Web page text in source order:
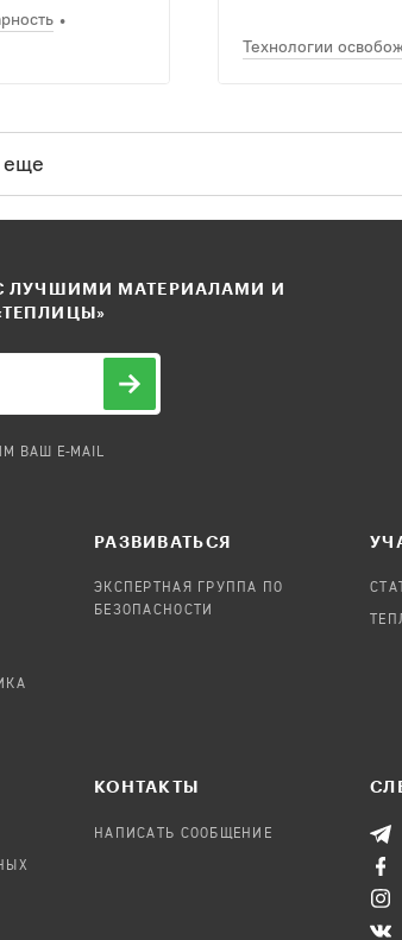
Технологии
еще
ЛУЧШИМИ МАТЕРИАЛАМИ И
ВАШ E-MAIL
РАЗВИВАТЬСЯ
ЭКСПЕРТНАЯ ГРУППА ПО
БЕЗОПАСНОСТИ
КОНТАКТЫ
НАПИСАТЬ СООБЩЕНИЕ